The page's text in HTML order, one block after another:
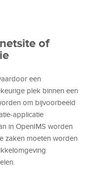
of
een
plek binnen een
om bijvoorbeeld
applicatie
in OpenIMS worden
zaken moeten worden